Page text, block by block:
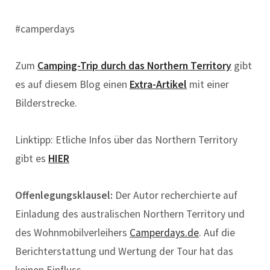
#camperdays
Zum Camping-Trip durch das Northern Territory gibt
es auf diesem Blog einen Extra-Artikel mit einer
Bilderstrecke.
Linktipp: Etliche Infos über das Northern Territory
gibt es HIER
Offenlegungsklausel: Der Autor recherchierte auf
Einladung des australischen Northern Territory und
des Wohnmobilverleihers Camperdays.de. Auf die
Berichterstattung und Wertung der Tour hat das